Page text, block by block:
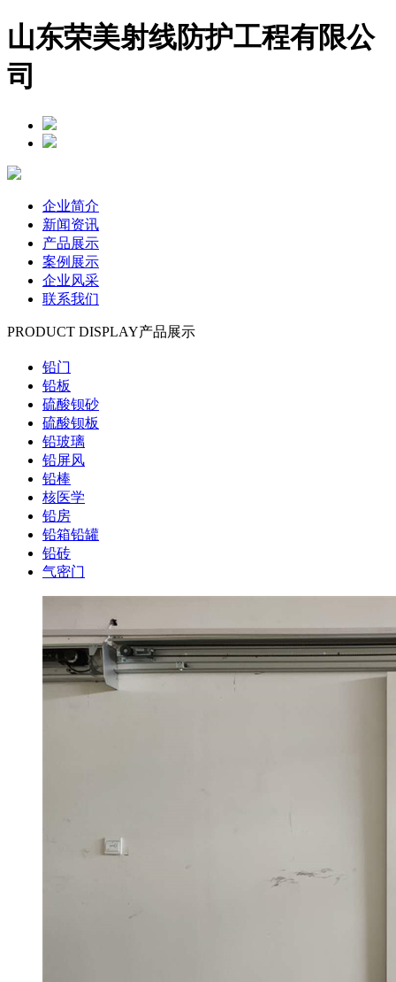
山东荣美射线防护工程有限公
司
企业简介
新闻资讯
产品展示
案例展示
企业风采
联系我们
PRODUCT DISPLAY产品展示
铅门
铅板
硫酸钡砂
硫酸钡板
铅玻璃
铅屏风
铅棒
核医学
铅房
铅箱铅罐
铅砖
气密门